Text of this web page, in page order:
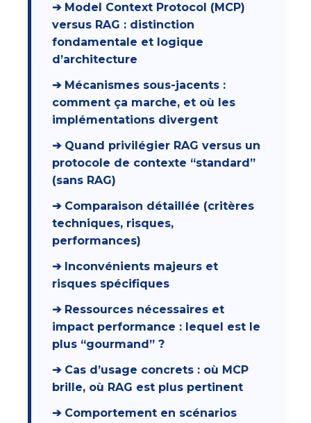
➔ Model Context Protocol (MCP)
versus RAG : distinction
fondamentale et logique
d’architecture
➔ Mécanismes sous-jacents :
comment ça marche, et où les
implémentations divergent
➔ Quand privilégier RAG versus un
protocole de contexte “standard”
(sans RAG)
➔ Comparaison détaillée (critères
techniques, risques,
performances)
➔ Inconvénients majeurs et
risques spécifiques
➔ Ressources nécessaires et
impact performance : lequel est le
plus “gourmand” ?
➔ Cas d’usage concrets : où MCP
brille, où RAG est plus pertinent
➔ Comportement en scénarios